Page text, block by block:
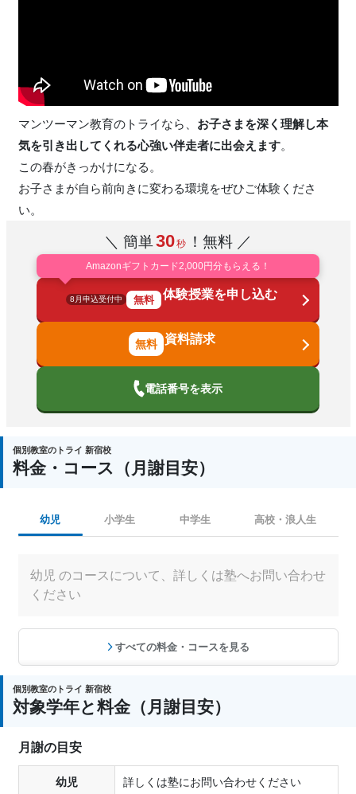
マンツーマン教育のトライなら、 お子さまを深く理解し本
気を引き出してくれる心強い伴走者に出会えます。
この春がきっかけになる。
お子さまが自ら前向きに変わる環境をぜひご体験くださ
い。
＼ 簡単30秒 ！無料 ／
Amazonギフトカード2,000円分もらえる！
8月申込受付中 無料 体験授業を申し込む
資料請求
電話番号を表示
個別教室のトライ 新宿校
料金・コース（月謝目安）
幼児 小学生 中学生 高校・浪人生
幼児 のコースについて、詳しくは塾へお問い合わせ
ください
すべての料金・コースを見る
個別教室のトライ 新宿校
対象学年と料金（月謝目安）
月謝の目安
幼児 詳しくは塾にお問い合わせください